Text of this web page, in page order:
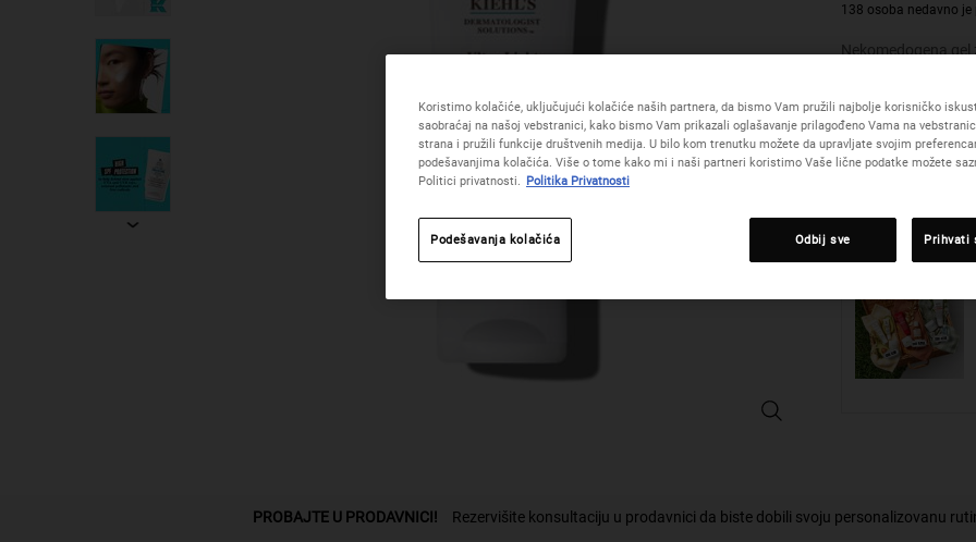
138 osoba nedavno
Ultra Light Daily UV Defense Aqua
Nekomedogena
5
(18 333,33
,
PROBAJTE U PRODAVNICI! Rezervišite konsultaciju u prodavnici da biste dobili svoju personalizovanu
Koristimo kolačiće, uključujući kolačiće naših partnera, da bismo Vam pružili najbolje korisničko
saobraćaj na našoj vebstranici, kako bismo Vam prikazali oglašavanje prilagođeno Vama na
strana i pružili funkcije društvenih medija. U bilo kom trenutku možete da upravljate svojim
podešavanjima kolačića. Više o tome kako mi i naši partneri koristimo Vaše lične podatke možete
Politici privatnosti. Politika Privatnosti
Odbij sve Prihvati
Podešavanja kolačića